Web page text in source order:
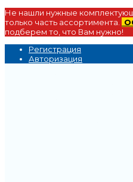
Не нашли нужные
только часть ассортимента.
подберем то, что Вам нужно!
Регистрация
Авторизация